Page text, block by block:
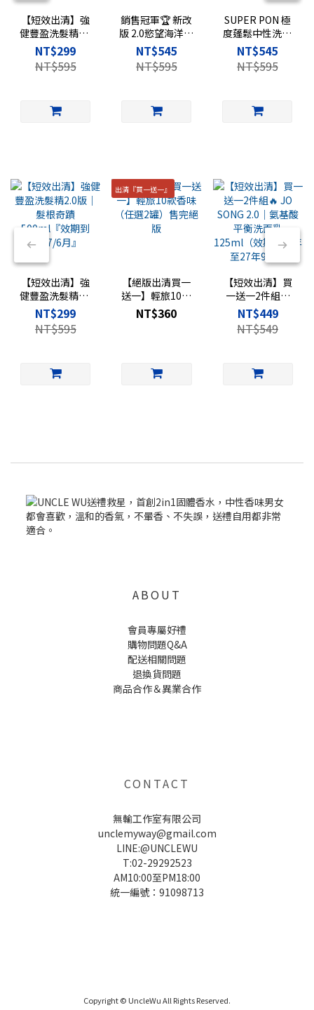
【短效出清】強
健豐盈洗髮精2.0
版｜髮根奇蹟
500ml『效期到
2027/6月』
NT$299
NT$595
銷售冠軍🏆 新改
版 2.0慾望海洋香
水沐浴乳｜
500ml
NT$545
NT$595
SUPER PON 極
度蓬鬆中性洗髮
精2.0版｜東方木
質 500ml
NT$545
NT$595
【短效出清】強
健豐盈洗髮精2.0
版｜髮根奇蹟
500ml『效期到
2027/6月』
NT$299
NT$595
出清『買一送一』
【絕版出清買一
送一】輕旅10款
香味（任選2罐）
售完絕版
NT$360
【短效出清】買
一送一2件組🔥
JO SONG 2.0｜氨
基酸平衡洗面乳
125ml（效期剩
NT$449
NT$549
ABOUT
會員專屬好禮
購物問題Q&A
配送相關問題
退換貨問題
商品合作＆異業合作
CONTACT
無輸工作室有限公司
unclemyway@gmail.com
LINE:@UNCLEWU
T:02-29292523
AM10:00至PM18:00
統一編號：91098713
Copyright © UncleWu All Rights Reserved.